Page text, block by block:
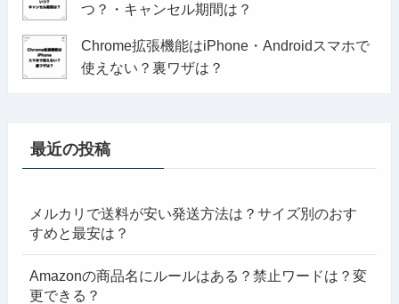
つ？・キャンセル期間は？
Chrome拡張機能はiPhone・Androidスマホで
使えない？裏ワザは？
最近の投稿
メルカリで送料が安い発送方法は？サイズ別のおす
すめと最安は？
Amazonの商品名にルールはある？禁止ワードは？変
更できる？